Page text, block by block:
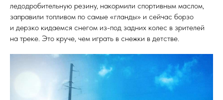
ледодробительную резину, накормили спортивным маслом,
заправили топливом по самые «гланды» и сейчас борзо
и дерзко кидаемся снегом из-под задних колес в зрителей
на треке. Это круче, чем играть в снежки в детстве.